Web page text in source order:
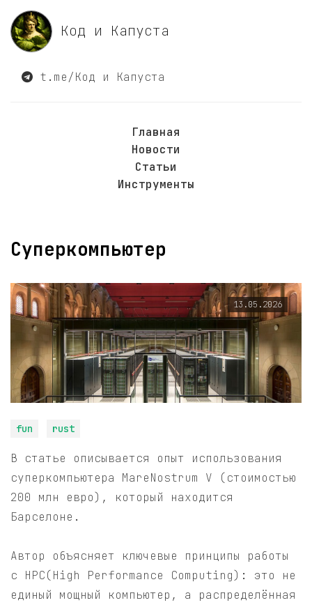
Код и Капуста
t.me/Код и Капуста
Главная
Новости
Статьи
Инструменты
Суперкомпьютер
13.05.2026
fun rust
В статье описывается опыт использования
суперкомпьютера MareNostrum V (стоимостью
200 млн евро), который находится
Барселоне.
Автор объясняет ключевые принципы работы
с HPC(High Performance Computing): это не
единый мощный компьютер, а распределённая